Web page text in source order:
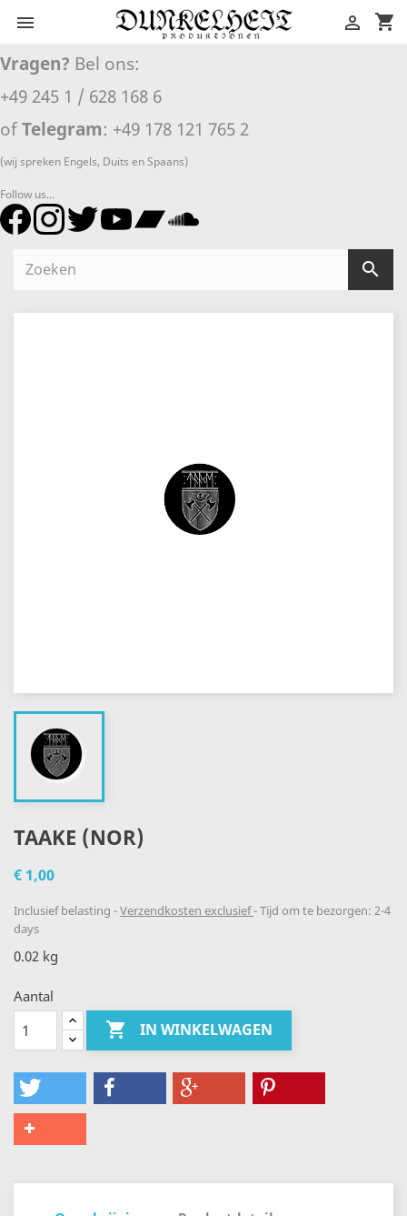
 shopping_cart

Vragen? Bel ons:
+49 245 1 / 628 168 6
of Telegram: +49 178 121 765 2
(wij spreken Engels, Duits en Spaans)
Follow us...

TAAKE (NOR)
€ 1,00
Inclusief belasting Verzendkosten exclusief Tijd om te bezorgen: 2-4
days
0.02 kg
Aantal
 IN WINKELWAGEN